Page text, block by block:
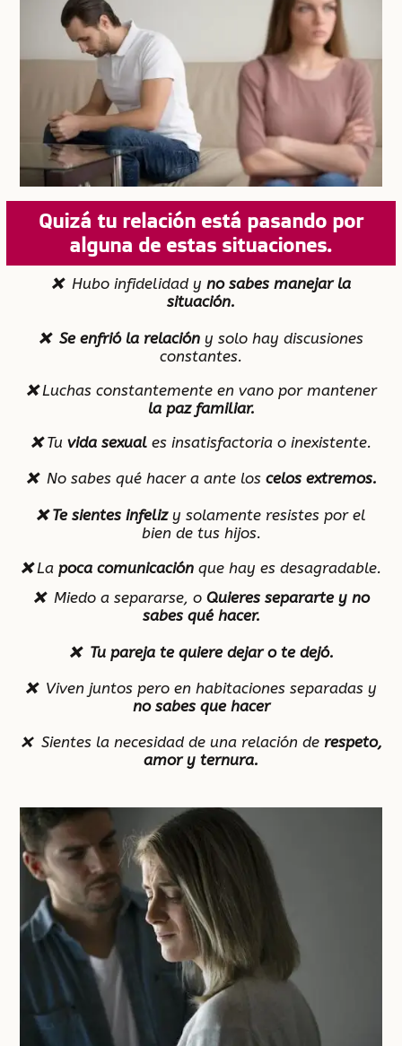
Quizá tu relación está pasando por
alguna de estas situaciones.
❌ Hubo infidelidad y no sabes manejar la
situación.
❌ Se enfrió la relación y solo hay discusiones
constantes.
❌Luchas constantemente en vano por mantener
la paz familiar.
❌Tu vida sexual es insatisfactoria o inexistente.
❌ No sabes qué hacer a ante los celos extremos.
❌ Te sientes infeliz y solamente resistes por el
bien de tus hijos.
❌La poca comunicación que hay es desagradable.
❌ Miedo a separarse, o Quieres separarte y no
sabes qué hacer.
❌ Tu pareja te quiere dejar o te dejó.
❌ Viven juntos pero en habitaciones separadas y
no sabes que hacer
❌ Sientes la necesidad de una relación de respeto,
amor y ternura.